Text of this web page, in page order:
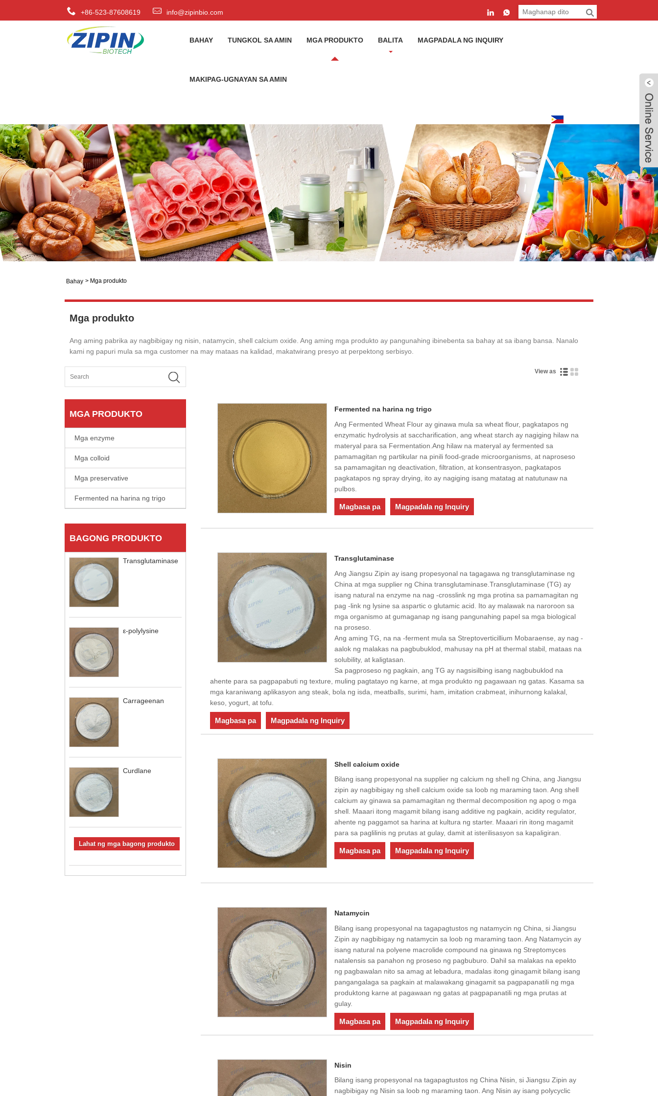
+86-523-87608619 info@zipinbio.com
BAHAY TUNGKOL SA AMIN MGA PRODUKTO BALITA MAGPADALA NG INQUIRY
MAKIPAG-UGNAYAN SA AMIN
Bahay > Mga produkto
Mga produkto
Ang aming pabrika ay nagbibigay ng nisin, natamycin, shell calcium oxide. Ang aming mga produkto ay pangunahing ibinebenta sa bahay at sa ibang bansa. Nanalo
kami ng papuri mula sa mga customer na may mataas na kalidad, makatwirang presyo at perpektong serbisyo.
MGA PRODUKTO
Mga enzyme
Mga colloid
Mga preservative
Fermented na harina ng trigo
BAGONG PRODUKTO
Transglutaminase
ε-polylysine
Carrageenan
Curdlane
Lahat ng mga bagong produkto
View as
Fermented na harina ng trigo
Ang Fermented Wheat Flour ay ginawa mula sa wheat flour, pagkatapos ng
enzymatic hydrolysis at saccharification, ang wheat starch ay nagiging hilaw na
materyal para sa Fermentation.Ang hilaw na materyal ay fermented sa
pamamagitan ng partikular na pinili food-grade microorganisms, at naproseso
sa pamamagitan ng deactivation, filtration, at konsentrasyon, pagkatapos
pagkatapos ng spray drying, ito ay nagiging isang matatag at natutunaw na
pulbos.
Magbasa pa Magpadala ng Inquiry
Transglutaminase
Ang Jiangsu Zipin ay isang propesyonal na tagagawa ng transglutaminase ng
China at mga supplier ng China transglutaminase.Transglutaminase (TG) ay
isang natural na enzyme na nag -crosslink ng mga protina sa pamamagitan ng
pag -link ng lysine sa aspartic o glutamic acid. Ito ay malawak na naroroon sa
mga organismo at gumaganap ng isang pangunahing papel sa mga biological
na proseso.
Ang aming TG, na na -ferment mula sa Streptoverticillium Mobaraense, ay nag -
aalok ng malakas na pagbubuklod, mahusay na pH at thermal stabil, mataas na
solubility, at kaligtasan.
Sa pagproseso ng pagkain, ang TG ay nagsisilbing isang nagbubuklod na
ahente para sa pagpapabuti ng texture, muling pagtatayo ng karne, at mga produkto ng pagawaan ng gatas. Kasama sa
mga karaniwang aplikasyon ang steak, bola ng isda, meatballs, surimi, ham, imitation crabmeat, inihurnong kalakal,
keso, yogurt, at tofu.
Magbasa pa Magpadala ng Inquiry
Shell calcium oxide
Bilang isang propesyonal na supplier ng calcium ng shell ng China, ang Jiangsu
zipin ay nagbibigay ng shell calcium oxide sa loob ng maraming taon. Ang shell
calcium ay ginawa sa pamamagitan ng thermal decomposition ng apog o mga
shell. Maaari itong magamit bilang isang additive ng pagkain, acidity regulator,
ahente ng paggamot sa harina at kultura ng starter. Maaari rin itong magamit
para sa paglilinis ng prutas at gulay, damit at isterilisasyon sa kapaligiran.
Magbasa pa Magpadala ng Inquiry
Natamycin
Bilang isang propesyonal na tagapagtustos ng natamycin ng China, si Jiangsu
Zipin ay nagbibigay ng natamycin sa loob ng maraming taon. Ang Natamycin ay
isang natural na polyene macrolide compound na ginawa ng Streptomyces
natalensis sa panahon ng proseso ng pagbuburo. Dahil sa malakas na epekto
ng pagbawalan nito sa amag at lebadura, madalas itong ginagamit bilang isang
pangangalaga sa pagkain at malawakang ginagamit sa pagpapanatili ng mga
produktong karne at pagawaan ng gatas at pagpapanatili ng mga prutas at
gulay.
Magbasa pa Magpadala ng Inquiry
Nisin
Bilang isang propesyonal na tagapagtustos ng China Nisin, si Jiangsu Zipin ay
nagbibigay ng Nisin sa loob ng maraming taon. Ang Nisin ay isang polycyclic